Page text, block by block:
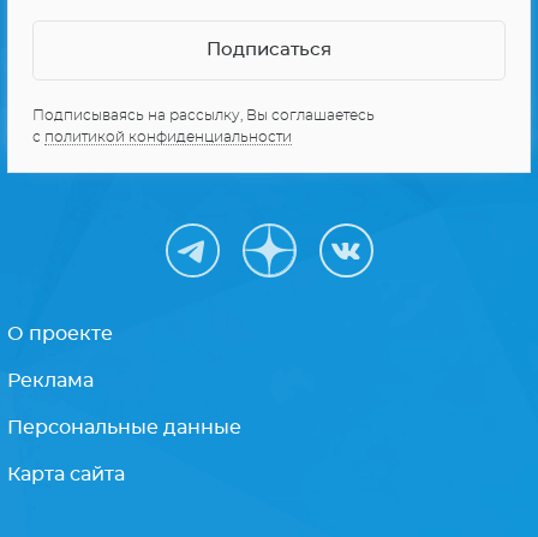
Подписываясь на рассылку, Вы соглашаетесь
с политикой конфиденциальности
О проекте
Реклама
Персональные данные
Карта сайта